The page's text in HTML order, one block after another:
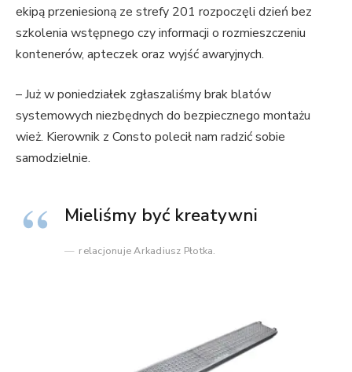
ekipą przeniesioną ze strefy 201 rozpoczęli dzień bez
szkolenia wstępnego czy informacji o rozmieszczeniu
kontenerów, apteczek oraz wyjść awaryjnych.
– Już w poniedziałek zgłaszaliśmy brak blatów
systemowych niezbędnych do bezpiecznego montażu
wież. Kierownik z Consto polecił nam radzić sobie
samodzielnie.
Mieliśmy być kreatywni
relacjonuje Arkadiusz Płotka.